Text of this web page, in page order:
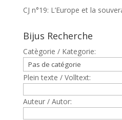
CJ n°19: L’Europe et la
Bijus Recherche
Catègorie / Kategorie:
Plein texte / Volltext:
Auteur / Autor: